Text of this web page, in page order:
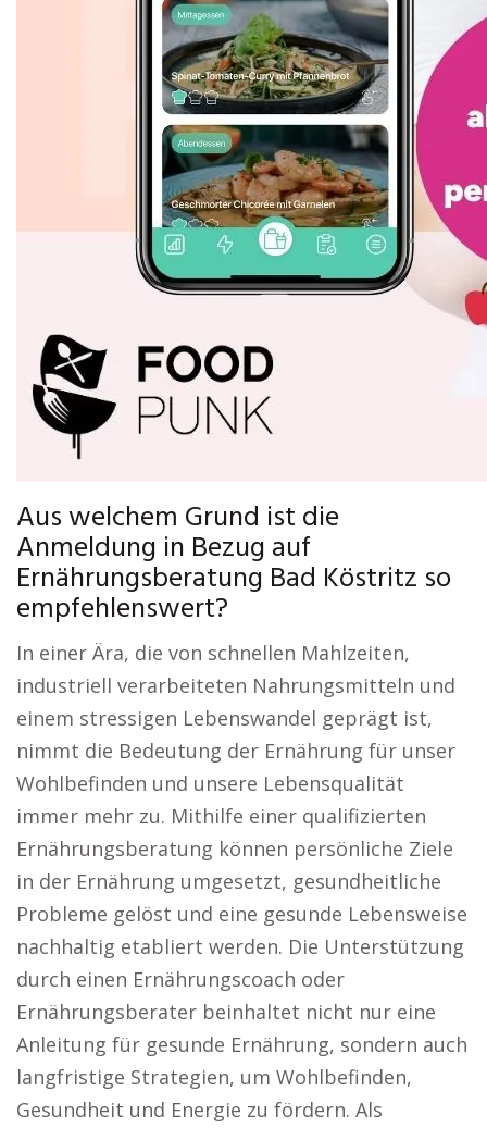
Aus welchem Grund ist die
Anmeldung in Bezug auf
Ernährungsberatung Bad Köstritz so
empfehlenswert?
In einer Ära, die von schnellen Mahlzeiten,
industriell verarbeiteten Nahrungsmitteln und
einem stressigen Lebenswandel geprägt ist,
nimmt die Bedeutung der Ernährung für unser
Wohlbefinden und unsere Lebensqualität
immer mehr zu. Mithilfe einer qualifizierten
Ernährungsberatung können persönliche Ziele
in der Ernährung umgesetzt, gesundheitliche
Probleme gelöst und eine gesunde Lebensweise
nachhaltig etabliert werden. Die Unterstützung
durch einen Ernährungscoach oder
Ernährungsberater beinhaltet nicht nur eine
Anleitung für gesunde Ernährung, sondern auch
langfristige Strategien, um Wohlbefinden,
Gesundheit und Energie zu fördern. Als